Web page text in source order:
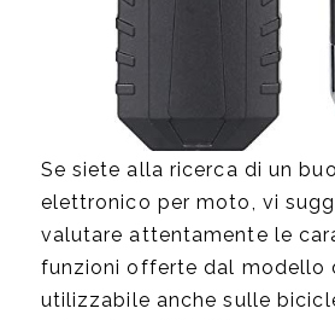
Se siete alla ricerca di un
elettronico per moto, vi
valutare attentamente le
funzioni offerte dal modello
utilizzabile anche sulle